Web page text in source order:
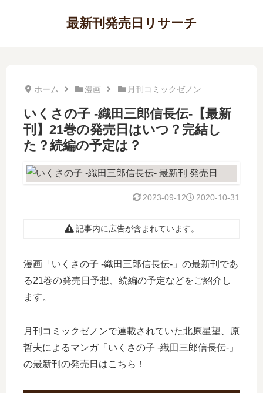
最新刊発売日リサーチ
ホーム 漫画 月刊コミックゼノン
いくさの子 ‐織田三郎信長伝‐【最新
刊】21巻の発売日はいつ？完結し
た？続編の予定は？
2020-10-31
2023-09-12
記事内に広告が含まれています。
漫画「いくさの子 ‐織田三郎信長伝‐」の最新刊であ
る21巻の発売日予想、続編の予定などをご紹介し
ます。
月刊コミックゼノンで連載されていた北原星望、原
哲夫によるマンガ「いくさの子 ‐織田三郎信長伝‐」
の最新刊の発売日はこちら！